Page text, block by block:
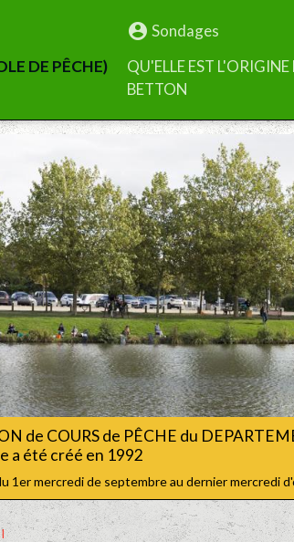
DE PÊCHE)
Sondages
QU'ELLE EST L'ORIGINE
BETTON
de COURS de PÊCHE du
a été créé en 1992
1er mercredi de septembre au dernier mercredi